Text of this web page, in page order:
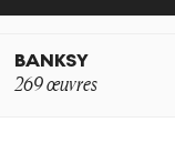
BANKSY
269 œuvres